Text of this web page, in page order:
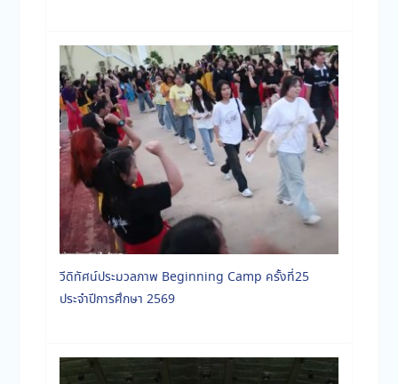
วีดิทัศน์ประมวลภาพ Beginning Camp ครั้งที่25
ประจำปีการศึกษา 2569